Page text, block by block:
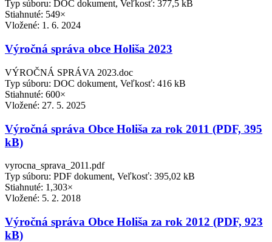
Typ súboru: DOC dokument, Veľkosť: 377,5 kB
Stiahnuté: 549×
Vložené: 1. 6. 2024
Výročná správa obce Holiša 2023
VÝROČNÁ SPRÁVA 2023.doc
Typ súboru: DOC dokument, Veľkosť: 416 kB
Stiahnuté: 600×
Vložené: 27. 5. 2025
Výročná správa Obce Holiša za rok 2011 (PDF, 395
kB)
vyrocna_sprava_2011.pdf
Typ súboru: PDF dokument, Veľkosť: 395,02 kB
Stiahnuté: 1,303×
Vložené: 5. 2. 2018
Výročná správa Obce Holiša za rok 2012 (PDF, 923
kB)